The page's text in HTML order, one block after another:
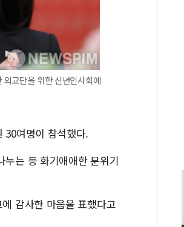
교단을 위한 신년인사회에
30여명이 참석했다.
는 등 화기애애한 분위기
감사한 마음을 표했다고